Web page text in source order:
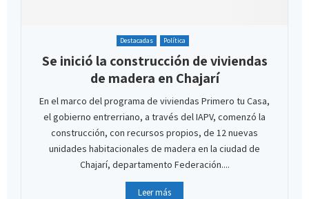
Destacadas Política
Se inició la construcción de viviendas
de madera en Chajarí
En el marco del programa de viviendas Primero tu Casa,
el gobierno entrerriano, a través del IAPV, comenzó la
construcción, con recursos propios, de 12 nuevas
unidades habitacionales de madera en la ciudad de
Chajarí, departamento Federación....
Leer más